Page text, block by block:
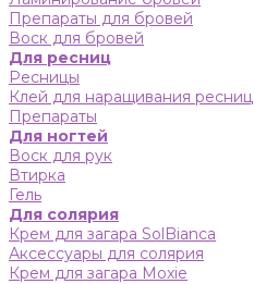
Препараты для бровей
Воск для бровей
Для ресниц
Ресницы
Клей для наращивания ресниц
Препараты
Для ногтей
Воск для рук
Втирка
Гель
Для солярия
Крем для загара SolBianca
Аксессуары для солярия
Крем для загара Moxie